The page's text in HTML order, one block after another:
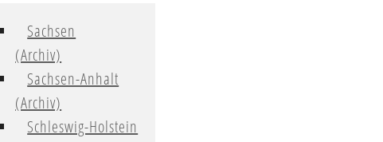
Sachsen
(Archiv)
Sachsen-Anhalt
(Archiv)
Schleswig-Holstein